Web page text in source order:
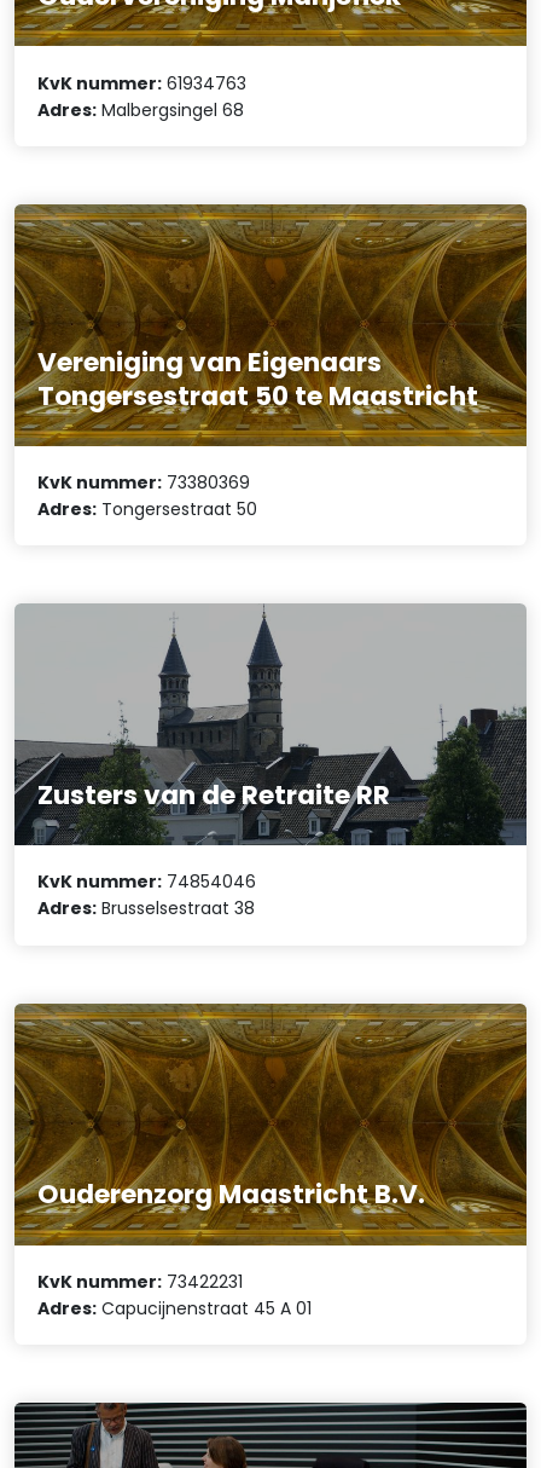
KvK nummer: 61934763
Adres: Malbergsingel 68
Vereniging van Eigenaars
Tongersestraat 50 te Maastricht
KvK nummer: 73380369
Adres: Tongersestraat 50
Zusters van de Retraite RR
KvK nummer: 74854046
Adres: Brusselsestraat 38
Ouderenzorg Maastricht B.V.
KvK nummer: 73422231
Adres: Capucijnenstraat 45 A 01